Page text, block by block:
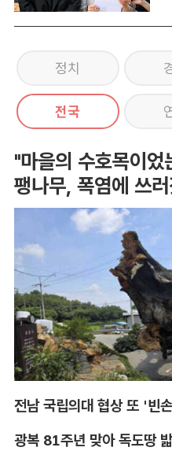
정치
전국
"마을의 수호목이
팽나무, 폭염에 쓰
광복 81주년 맞아 독도땅